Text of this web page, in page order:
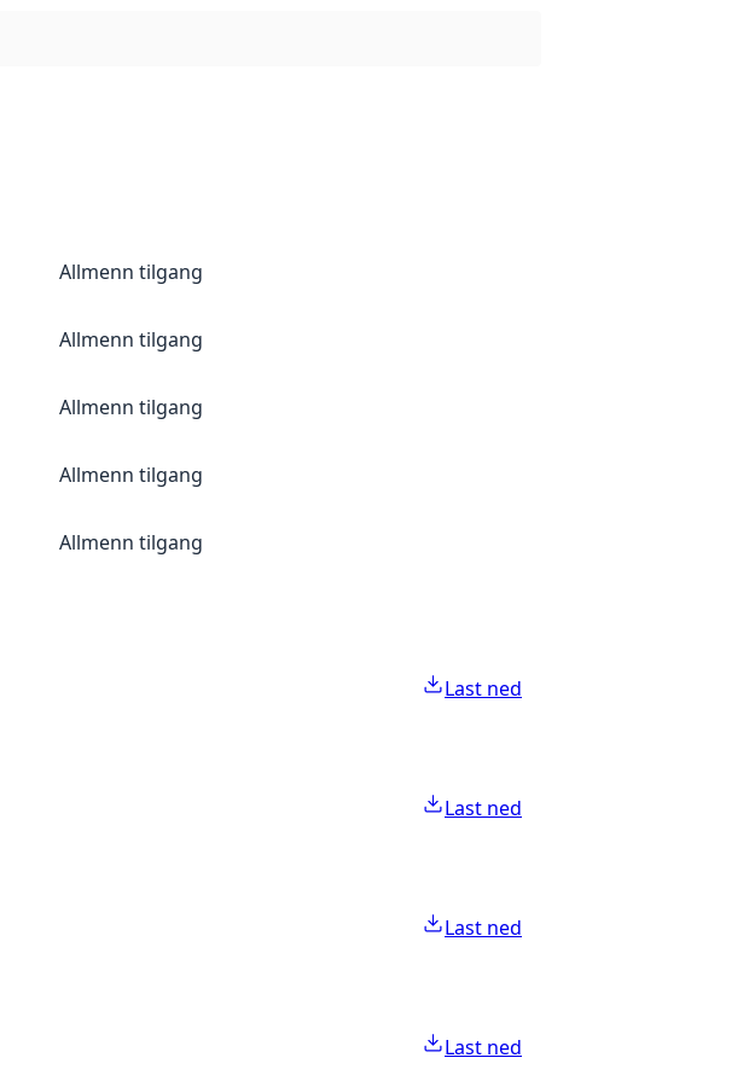
Allmenn tilgang
Allmenn tilgang
Allmenn tilgang
Allmenn tilgang
Allmenn tilgang
Last ned
Last ned
Last ned
Last ned